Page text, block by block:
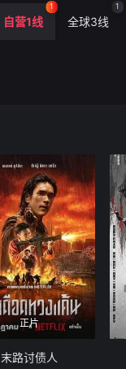
自营1线
1
全球3线
1
正片
末路讨债人